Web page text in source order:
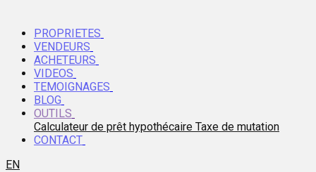
PROPRIETES
VENDEURS
ACHETEURS
VIDEOS
TEMOIGNAGES
BLOG
OUTILS
Calculateur de prêt hypothécaire Taxe de mutation
CONTACT
EN